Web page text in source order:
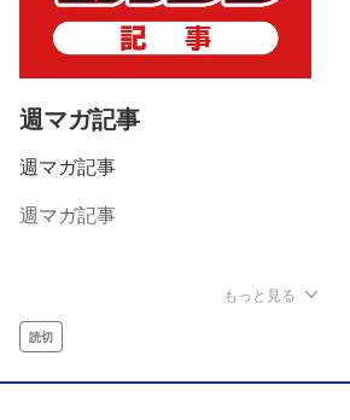
週マガ記事
週マガ記事
週マガ記事
もっと見る
読切